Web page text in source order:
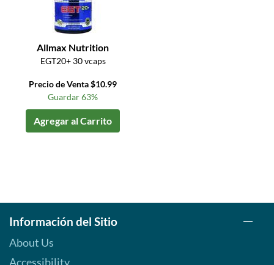
Allmax Nutrition
EGT20+ 30 vcaps
Precio de Venta $10.99
Guardar 63%
Agregar al Carrito
Información del Sitio
About Us
Accessibility